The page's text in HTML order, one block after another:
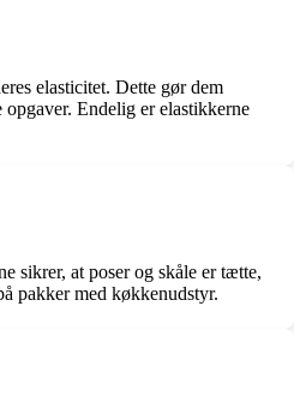
elasticitet. Dette gør dem
Endelig er elastikkerne
sikrer, at poser og skåle er tætte,
pakker med køkkenudstyr.